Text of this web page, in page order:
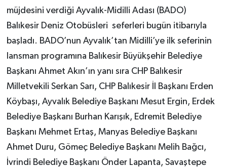
müjdesini verdiği Ayvalık-Midilli Adası (BADO)
Balıkesir Deniz Otobüsleri seferleri bugün itibarıyla
başladı. BADO’nun Ayvalık’tan Midilli’ye ilk seferinin
lansman programına Balıkesir Büyükşehir Belediye
Başkanı Ahmet Akın’ın yanı sıra CHP Balıkesir
Milletvekili Serkan Sarı, CHP Balıkesir İl Başkanı Erden
Köybaşı, Ayvalık Belediye Başkanı Mesut Ergin, Erdek
Belediye Başkanı Burhan Karışık, Edremit Belediye
Başkanı Mehmet Ertaş, Manyas Belediye Başkanı
Ahmet Duru, Gömeç Belediye Başkanı Melih Bağcı,
İvrindi Belediye Başkanı Önder Lapanta, Savaştepe